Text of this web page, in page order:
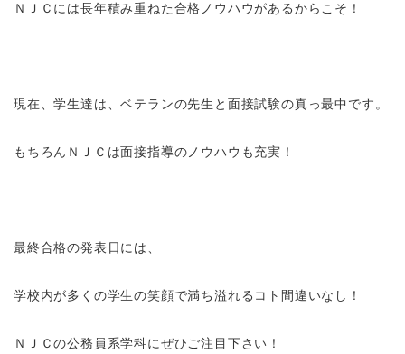
ＮＪＣには長年積み重ねた合格ノウハウがあるからこそ！
現在、学生達は、ベテランの先生と面接試験の真っ最中です。
もちろんＮＪＣは面接指導のノウハウも充実！
最終合格の発表日には、
学校内が多くの学生の笑顔で満ち溢れるコト間違いなし！
ＮＪＣの公務員系学科にぜひご注目下さい！